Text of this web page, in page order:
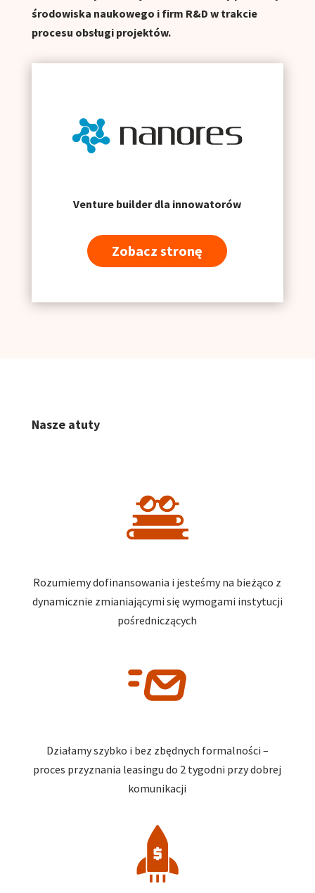
środowiska naukowego i firm R&D w trakcie
procesu obsługi projektów.
Venture builder dla innowatorów
Zobacz stronę
Nasze atuty
Rozumiemy dofinansowania i jesteśmy na bieżąco z
dynamicznie zmianiającymi się wymogami instytucji
pośredniczących
Działamy szybko i bez zbędnych formalności –
proces przyznania leasingu do 2 tygodni przy dobrej
komunikacji